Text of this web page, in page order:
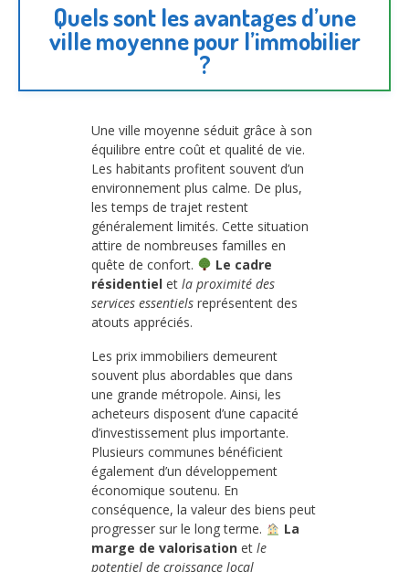
Quels sont les avantages d’une
ville moyenne pour l’immobilier
?
Une ville moyenne séduit grâce à son
équilibre entre coût et qualité de vie.
Les habitants profitent souvent d’un
environnement plus calme. De plus,
les temps de trajet restent
généralement limités. Cette situation
attire de nombreuses familles en
quête de confort.
Le cadre
résidentiel et la proximité des
services essentiels représentent des
atouts appréciés.
Les prix immobiliers demeurent
souvent plus abordables que dans
une grande métropole. Ainsi, les
acheteurs disposent d’une capacité
d’investissement plus importante.
Plusieurs communes bénéficient
également d’un développement
économique soutenu. En
conséquence, la valeur des biens peut
progresser sur le long terme.
La
marge de valorisation et le
potentiel de croissance local